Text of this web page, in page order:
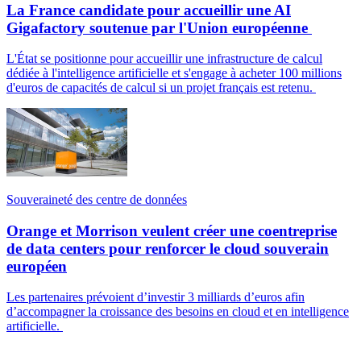
La France candidate pour accueillir une AI
Gigafactory soutenue par l'Union européenne
L'État se positionne pour accueillir une infrastructure de calcul
dédiée à l'intelligence artificielle et s'engage à acheter 100 millions
d'euros de capacités de calcul si un projet français est retenu.
Souveraineté des centre de données
Orange et Morrison veulent créer une coentreprise
de data centers pour renforcer le cloud souverain
européen
Les partenaires prévoient d’investir 3 milliards d’euros afin
d’accompagner la croissance des besoins en cloud et en intelligence
artificielle.